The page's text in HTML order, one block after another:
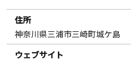
住所
神奈川県三浦市三崎町城ケ島
ウェブサイト